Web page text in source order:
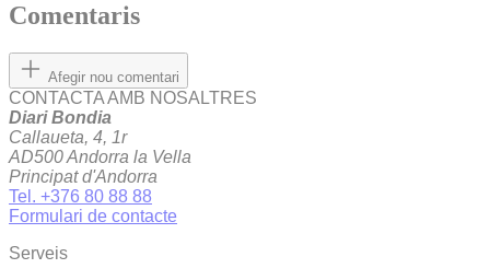
Comentaris
Afegir nou comentari
CONTACTA AMB NOSALTRES
Diari Bondia
Callaueta, 4, 1r
AD500 Andorra la Vella
Principat d'Andorra
Tel. +376 80 88 88
Formulari de contacte
Serveis